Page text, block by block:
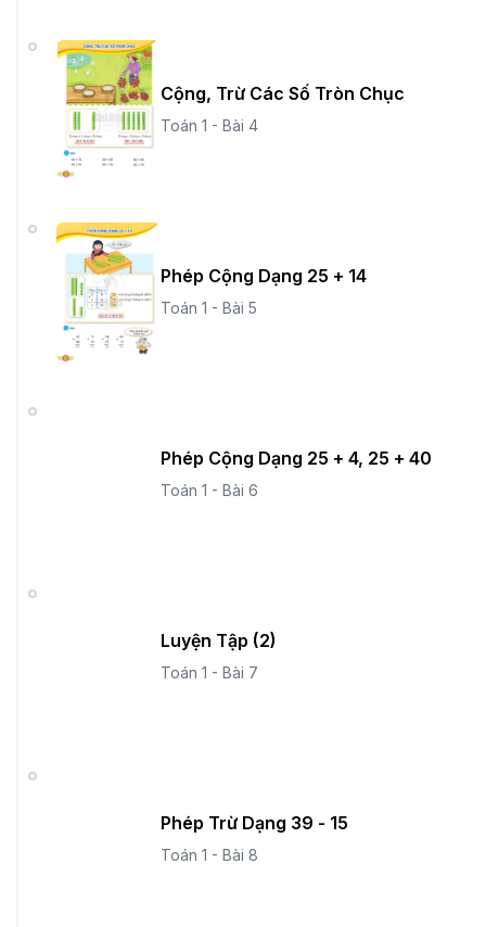
Cộng, Trừ Các Số Tròn Chục
Toán 1 - Bài 4
Phép Cộng Dạng 25 + 14
Toán 1 - Bài 5
Phép Cộng Dạng 25 + 4, 25 + 40
Toán 1 - Bài 6
Luyện Tập (2)
Toán 1 - Bài 7
Phép Trừ Dạng 39 - 15
Toán 1 - Bài 8